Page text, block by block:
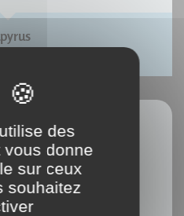
des
vous donne
sur ceux
souhaitez